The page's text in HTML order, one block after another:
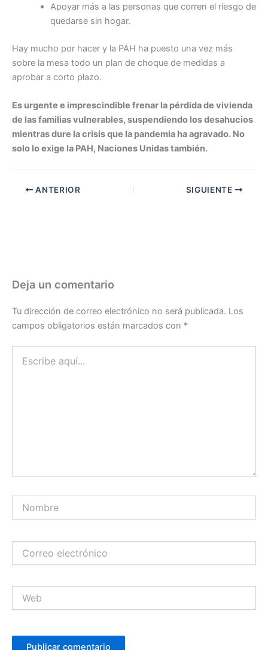
Apoyar más a las personas que corren el riesgo de
quedarse sin hogar.
Hay mucho por hacer y la PAH ha puesto una vez más
sobre la mesa todo un plan de choque de medidas a
aprobar a corto plazo.
Es urgente e imprescindible frenar la pérdida de vivienda
de las familias vulnerables, suspendiendo los desahucios
mientras dure la crisis que la pandemia ha agravado. No
solo lo exige la PAH, Naciones Unidas también.
ANTERIOR SIGUIENTE
Deja un comentario
Tu dirección de correo electrónico no será publicada. Los
campos obligatorios están marcados con *
aquí...
electrónico